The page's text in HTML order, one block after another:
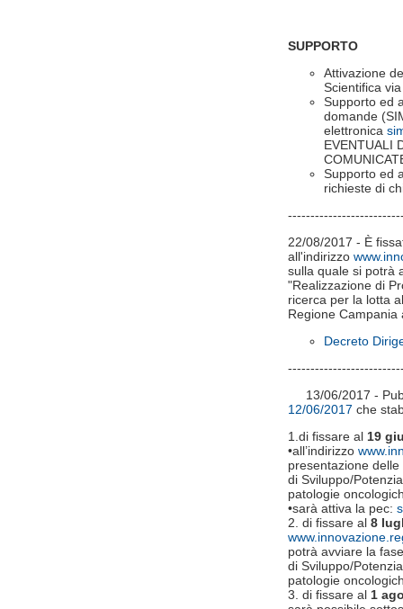
SUPPORTO
Attivazione
Scientifica
Supporto ed
domande
elettronica
EVENTUALI
Supporto ed
richieste di
22/08/2017 - È
all'indirizzo
sulla quale si potrà
"Realizzazione di
ricerca per la lotta
Regione
Decreto
13/06/2017 -
12/06/2017 che
1.di fissare al 19
•all’indirizzo
presentazione delle
di Sviluppo/
patologie
•sarà attiva la pec:
2. di fissare al 8
potrà avviare la
di Sviluppo/
patologie
3. di fissare al 1